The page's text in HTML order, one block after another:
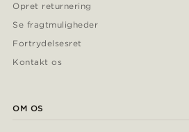
Opret returnering
Se fragtmuligheder
Fortrydelsesret
Kontakt os
OM OS